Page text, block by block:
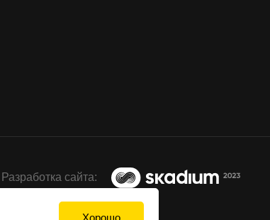
Разработка сайта:
Хорошо